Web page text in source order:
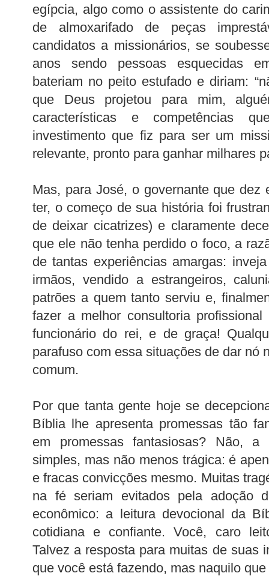
egípcia, algo como o assistente do
de almoxarifado de peças
candidatos a missionários, se
anos sendo pessoas esquecidas
bateriam no peito estufado e diriam:
que Deus projetou para mim,
características e competências
investimento que fiz para ser um
relevante, pronto para ganhar milhares
Mas, para José, o governante que dez
ter, o começo de sua história foi
de deixar cicatrizes) e claramente
que ele não tenha perdido o foco, a
de tantas experiências amargas:
irmãos, vendido a estrangeiros,
patrões a quem tanto serviu e,
fazer a melhor consultoria
funcionário do rei, e de graça!
parafuso com essa situações de dar nó
comum.
Por que tanta gente hoje se
Bíblia lhe apresenta promessas tão
em promessas fantasiosas? Não,
simples, mas não menos trágica: é
e fracas convicções mesmo. Muitas
na fé seriam evitados pela adoção
econômico: a leitura devocional da
cotidiana e confiante. Você, caro
Talvez a resposta para muitas de suas
que você está fazendo, mas naquilo